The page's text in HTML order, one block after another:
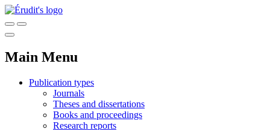
Main Menu
Publication types
Journals
Theses and dissertations
Books and proceedings
Research reports